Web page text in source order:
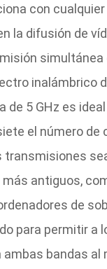
con
la difusión de
inalámbrico
de 5 GHz es
el número de
antiguos,
de
para permitir a
bandas al